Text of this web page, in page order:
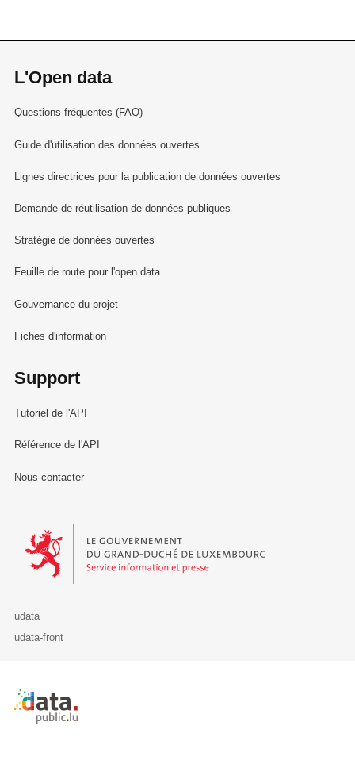
L'Open data
Questions fréquentes (FAQ)
Guide d'utilisation des données ouvertes
Lignes directrices pour la publication de données ouvertes
Demande de réutilisation de données publiques
Stratégie de données ouvertes
Feuille de route pour l'open data
Gouvernance du projet
Fiches d'information
Support
Tutoriel de l'API
Référence de l'API
Nous contacter
Le Gouvernement du Grand-Duché de Luxembourg - Service
udata
udata-front
Retour à l'accueil de data.public.lu